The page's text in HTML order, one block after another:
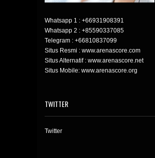
Whatsapp 1 : +66931908391
Whatsapp 2 : +85590337085
Telegram : +66810837099
Situs Resmi : www.arenascore.com
Situs Alternatif : www.arenascore.net
Situs Mobile: www.arenascore.org
TWITTER
Twitter